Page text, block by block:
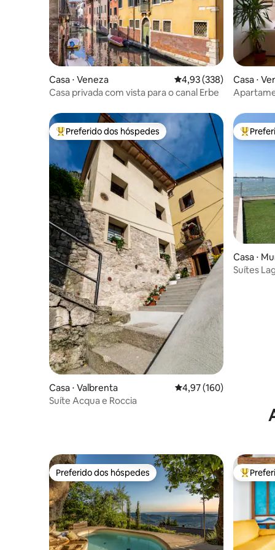
Casa ⋅ Veneza 4,93 de uma avaliação
4,93 (338)
Casa privada com vista para o canal Erbe
Casa ⋅
Entre os melhores preferidos dos hóspedes
Preferido dos hóspedes
Casa ⋅ Valbrenta 4,97 de uma avaliação
4,97 (160)
Suíte Acqua e Roccia
Entre
Casa ⋅
Suítes
Preferido dos hóspedes
Preferido dos hóspedes Entre